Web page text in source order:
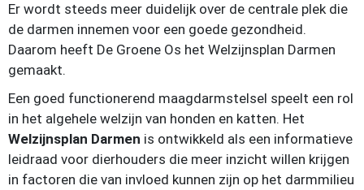
Er wordt steeds meer duidelijk over de centrale plek die
de darmen innemen voor een goede gezondheid.
Daarom heeft De Groene Os het Welzijnsplan Darmen
gemaakt.
Een goed functionerend maagdarmstelsel speelt een rol
in het algehele welzijn van honden en katten. Het
Welzijnsplan Darmen is ontwikkeld als een informatieve
leidraad voor dierhouders die meer inzicht willen krijgen
in factoren die van invloed kunnen zijn op het darmmilieu